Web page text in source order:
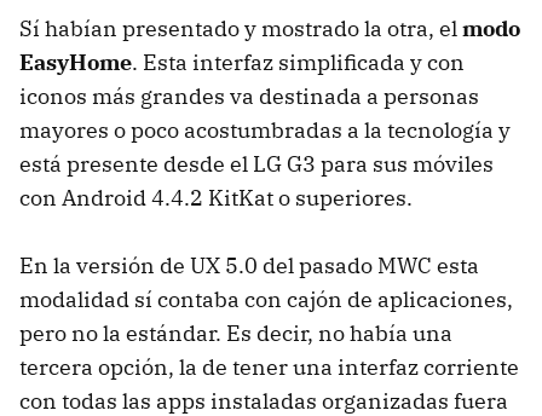
Sí habían presentado y mostrado la otra, elmodo
EasyHome. Esta interfaz simplificada y con
iconos más grandes va destinada a personas
mayores o poco acostumbradas a la tecnología y
está presente desde el LG G3 para sus móviles
con Android 4.4.2 KitKat o superiores.
En la versión de UX 5.0 del pasado MWC esta
modalidad sí contaba con cajón de aplicaciones,
pero no la estándar. Es decir, no había una
tercera opción, la de tener una interfaz corriente
con todas las apps instaladas organizadas fuera